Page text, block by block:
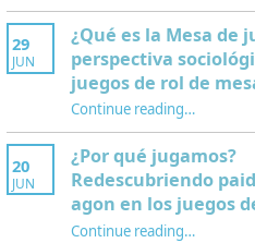
29
JUN
¿Qué es la Mesa de
perspectiva
juegos de rol de
Continue reading“¿Qué es la Mesa de juego? Una perspectiva sociológica de los juegos de rol de mesa”
…
20
JUN
¿Por qué jugamos?
Redescubriendo
agon en los juegos
Continue reading“¿Por qué jugamos? Redescubriendo paidia, aduro y agon en los juegos de rol”
…